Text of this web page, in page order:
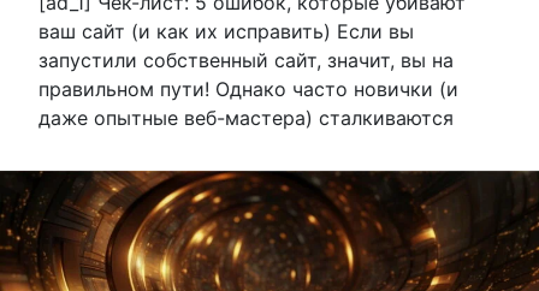
ваш сайт (и как их исправить) Если вы
запустили собственный сайт, значит, вы на
правильном пути! Однако часто новички (и
даже опытные веб-мастера) сталкиваются